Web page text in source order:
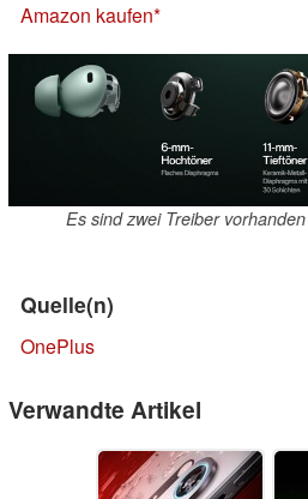
Amazon kaufen
Es sind zwei Treiber
Quelle(n)
OnePlus
Verwandte Artikel